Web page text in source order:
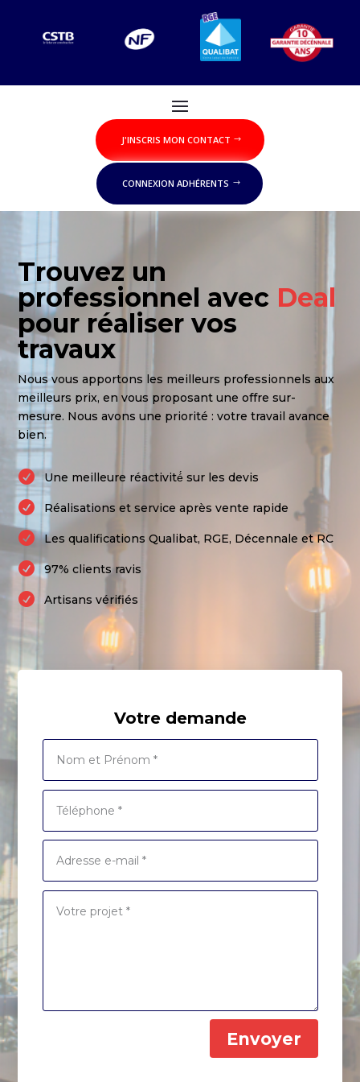
J'INSCRIS MON CONTACT
CONNEXION ADHÉRENTS
Trouvez un
professionnel avec Deal
pour réaliser vos
travaux
Nous vous apportons les meilleurs professionnels aux
meilleurs prix, en vous proposant une offre sur-
mesure. Nous avons une priorité : votre travail avance
bien.
 Une meilleure réactivité́ sur les devis
 Réalisations et service après vente rapide
 Les qualifications Qualibat, RGE, Décennale et RC
 97% clients ravis
 Artisans vérifiés
Votre demande
Envoyer